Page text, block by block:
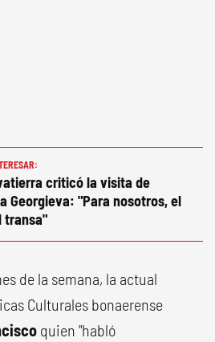
criticó la visita de
Georgieva: "Para nosotros, el
transa"
de la semana, la actual
Culturales bonaerense
quien "habló